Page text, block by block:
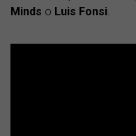
Minds o Luis Fonsi